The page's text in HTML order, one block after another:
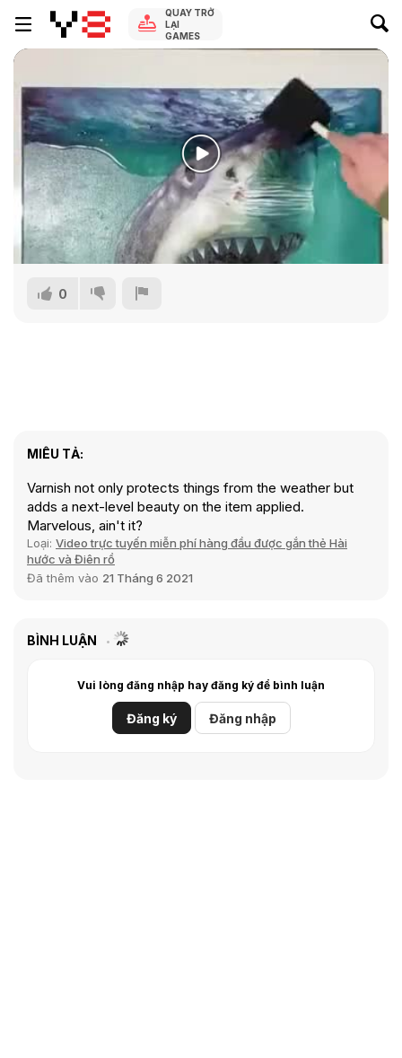
QUAY TRỞ
LẠI
GAMES
0
MIÊU TẢ:
Varnish not only protects things from the weather but
adds a next-level beauty on the item applied.
Marvelous, ain't it?
Loại: Video trực tuyến miễn phí hàng đầu được gắn thẻ Hài
hước và Điên rồ
Đã thêm vào 21 Tháng 6 2021
BÌNH LUẬN
Vui lòng đăng nhập hay đăng ký để bình luận
Đăng ký Đăng nhập